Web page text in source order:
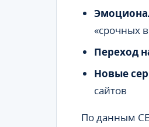
«срочных
Переход
Новые
сайтов
По данным